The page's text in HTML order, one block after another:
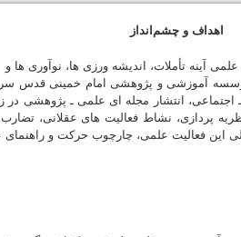
اهداف و چشم‌انداز
آينه تأملات، انديشه ورزى ها، نوآورى ها و
آموزشى و پژوهشى امام خمينى قدس سره،
انتشار مجله اى علمى ـ پژوهشى در
پردازى، نشاط فعاليت هاى عقلانى، تضارب
اين فعاليت علمى، چارچوب حركت و راهنماى